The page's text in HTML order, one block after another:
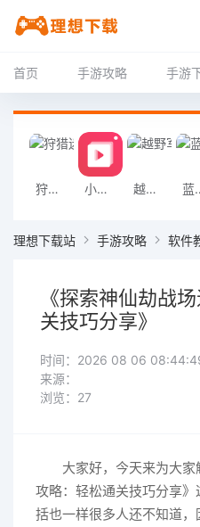
首页 手游攻略 手游
狩猎迷城恐龙大战游戏 小影记app 越野军事卡车司机游戏 蓝天
理想下载站 手游攻略 软件
《探索神仙劫战
关技巧分享》
时间：2026 08 06
来源：
浏览：27
大家好，今天来为大
攻略：轻松通关技巧分享
括也一样很多人还不知道